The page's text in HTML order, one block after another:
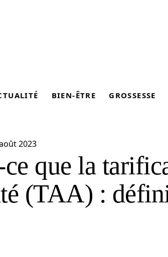
BIEN-ÊTRE GROSSESSE
2023
ce que la
(TAA) :